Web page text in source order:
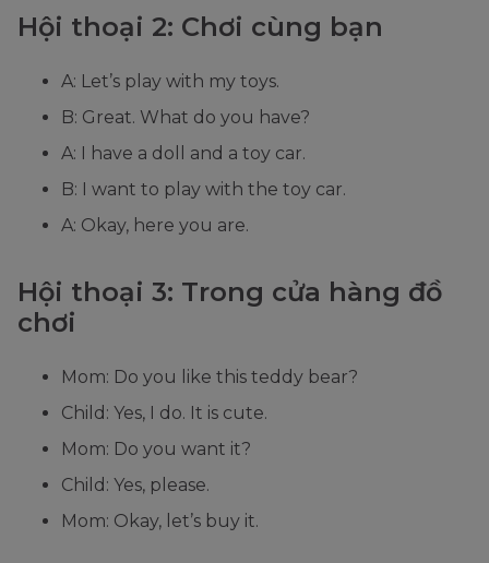
Hội thoại 2: Chơi cùng bạn
A: Let’s play with my toys.
B: Great. What do you have?
A: I have a doll and a toy car.
B: I want to play with the toy car.
A: Okay, here you are.
Hội thoại 3: Trong cửa hàng đồ
chơi
Mom: Do you like this teddy bear?
Child: Yes, I do. It is cute.
Mom: Do you want it?
Child: Yes, please.
Mom: Okay, let’s buy it.